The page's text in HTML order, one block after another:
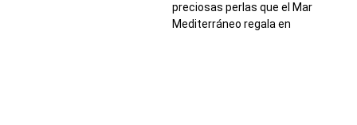
preciosas perlas que el Mar
Mediterráneo regala en